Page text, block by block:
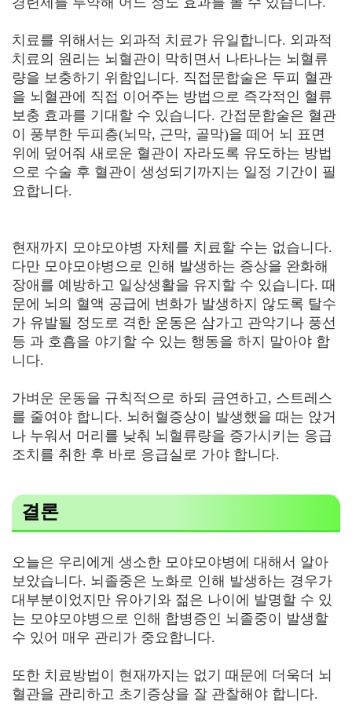
치료를 위해서는 외과적 치료가 유일합니다. 외과적
치료의 원리는 뇌혈관이 막히면서 나타나는 뇌혈류
량을 보충하기 위함입니다. 직접문합술은 두피 혈관
을 뇌혈관에 직접 이어주는 방법으로 즉각적인 혈류
보충 효과를 기대할 수 있습니다. 간접문합술은 혈관
이 풍부한 두피층(뇌막, 근막, 골막)을 떼어 뇌 표면
위에 덮어줘 새로운 혈관이 자라도록 유도하는 방법
으로 수술 후 혈관이 생성되기까지는 일정 기간이 필
요합니다.
현재까지 모야모야병 자체를 치료할 수는 없습니다.
다만 모야모야병으로 인해 발생하는 증상을 완화해
장애를 예방하고 일상생활을 유지할 수 있습니다. 때
문에 뇌의 혈액 공급에 변화가 발생하지 않도록 탈수
가 유발될 정도로 격한 운동은 삼가고 관악기나 풍선
등 과 호흡을 야기할 수 있는 행동을 하지 말아야 합
니다.
가벼운 운동을 규칙적으로 하되 금연하고, 스트레스
를 줄여야 합니다. 뇌허혈증상이 발생했을 때는 앉거
나 누워서 머리를 낮춰 뇌혈류량을 증가시키는 응급
조치를 취한 후 바로 응급실로 가야 합니다.
결론
오늘은 우리에게 생소한 모야모야병에 대해서 알아
보았습니다. 뇌졸중은 노화로 인해 발생하는 경우가
대부분이었지만 유아기와 젊은 나이에 발명할 수 있
는 모야모야병으로 인해 합병증인 뇌졸중이 발생할
수 있어 매우 관리가 중요합니다.
또한 치료방법이 현재까지는 없기 때문에 더욱더 뇌
혈관을 관리하고 초기증상을 잘 관찰해야 합니다.